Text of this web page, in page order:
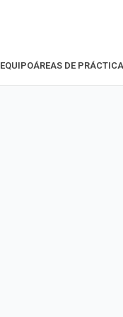
EQUIPOÁREAS DE PRÁCTICA